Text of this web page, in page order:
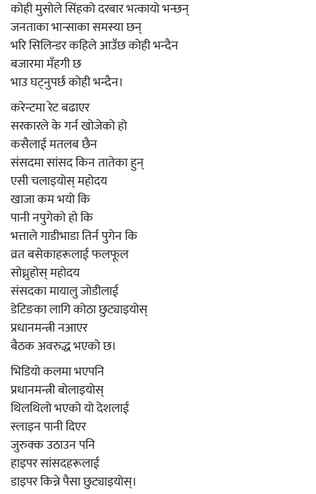
कोही मुसोले सिंहको दरबार भत्कायो भन्छन्
जनताका भान्साका समस्या छन्
भरि सिलिन्डर कहिले आउँछ कोही भन्दैन
बजारमा मँहगी छ
भाउ घट्नुपर्छ कोही भन्दैन।
करेन्टमा रेट बढाएर
सरकारले के गर्न खोजेको हो
कसैलाई मतलब छैन
संसदमा सांसद किन तातेका हुन्
एसी चलाइयोस् महोदय
खाजा कम भयो कि
पानी नपुगेको हो कि
भत्ताले गाडीभाडा तिर्न पुगेन कि
व्रत बसेकाहरूलाई फलफूल
सोध्नुहोस् महोदय
संसदका मायालु जोडीलाई
डेटिङका लागि कोठा छुट्याइयोस्
प्रधानमन्त्री नआएर
बैठक अवरुद्ध भएको छ।
भिडियो कलमा भएपनि
प्रधानमन्त्री बोलाइयोस्
थिलथिलो भएको यो देशलाई
स्लाइन पानी दिएर
जुरुक्क उठाउन पनि
हाइपर सांसदहरूलाई
डाइपर किन्ने पैसा छुट्याइयोस्।